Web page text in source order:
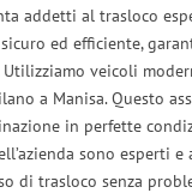
addetti al trasloco
ed efficiente,
Utilizziamo veicoli
a Manisa. Questo
in perfette
sono esperti e
di trasloco senza